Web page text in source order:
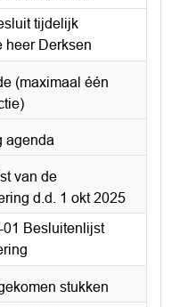
tijdelijk
heer Derksen
(maximaal één
agenda
van de
d.d. 1 okt 2025
01 Besluitenlijst
stukken